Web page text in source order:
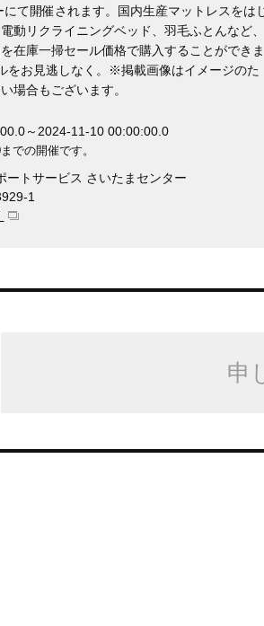
て開催されます。国内生産マットレスをは
動リクライニングベッド、羽毛ふとんなど、
在庫一掃セール価格で購入することができま
をお見逃しなく。※掲載画像はイメージのた
場合もございます。
～2024-11-10 00:00:00.0
での開催です。
ートサービス さいたまセンター
1
申